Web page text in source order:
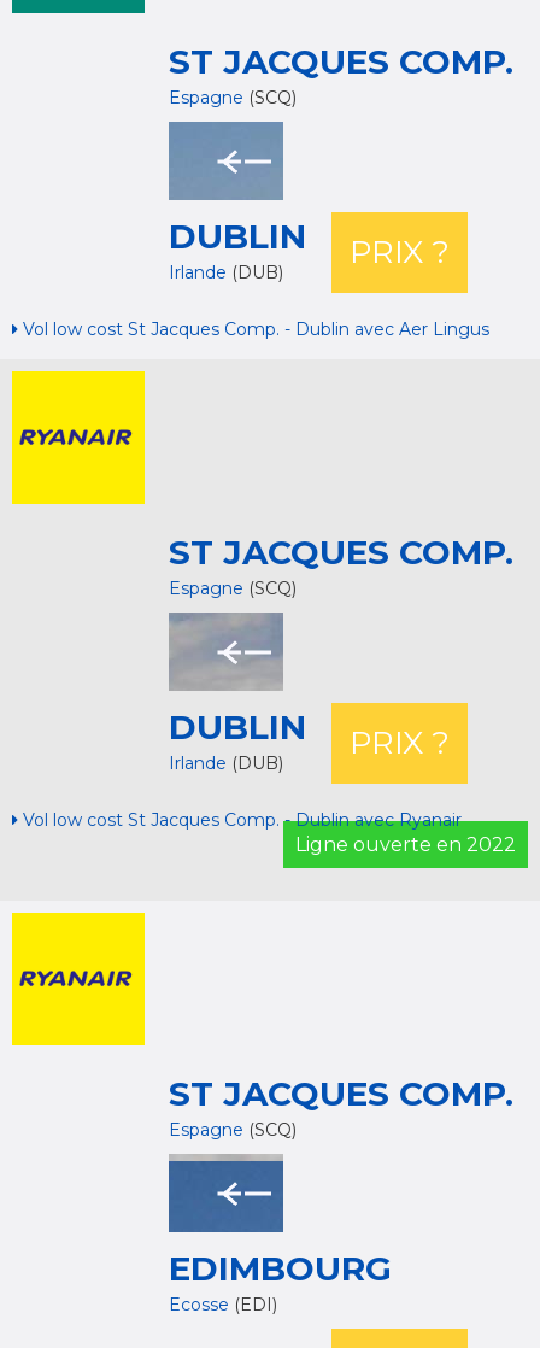
ST JACQUES COMP.
Espagne (SCQ)
DUBLIN
Irlande (DUB)
PRIX ?
Vol low cost St Jacques Comp. - Dublin avec Aer Lingus
ST JACQUES COMP.
Espagne (SCQ)
DUBLIN
Irlande (DUB)
PRIX ?
Vol low cost St Jacques Comp. - Dublin avec Ryanair
Ligne ouverte en 2022
ST JACQUES COMP.
Espagne (SCQ)
EDIMBOURG
Ecosse (EDI)